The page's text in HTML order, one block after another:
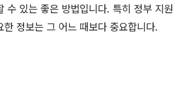
수 있는 좋은 방법입니다. 특히 정부 지
정보는 그 어느 때보다 중요합니다.